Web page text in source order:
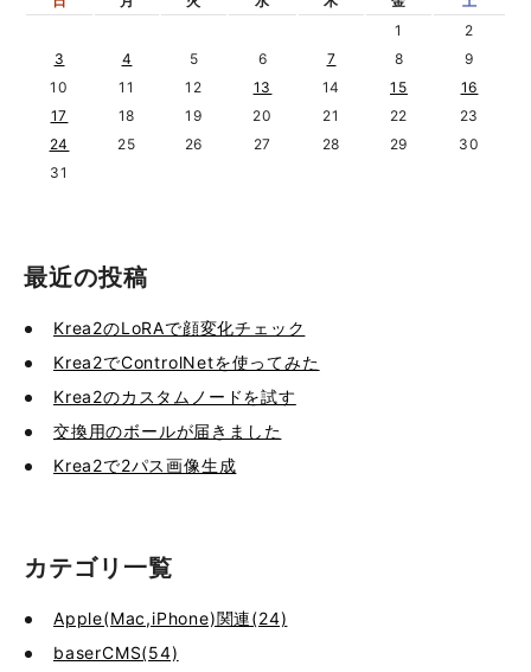
1
2
3
4 5 6 7 8
9
10
11 12 13 14 15
16
17
18 19 20 21 22
23
24
25 26 27 28 29
30
31
最近の投稿
Krea2のLoRAで顔変化チェック
Krea2でControlNetを使ってみた
Krea2のカスタムノードを試す
交換用のボールが届きました
Krea2で2パス画像生成
カテゴリ一覧
Apple(Mac,iPhone)関連(24)
baserCMS(54)